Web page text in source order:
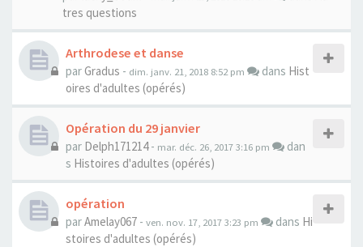
tres questions
Arthrodese et danse
parGradus - dim. janv. 21, 2018 8:52 pm dans Hist
oires d'adultes (opérés)
Opération du 29 janvier
par Delph171214- mar. déc. 26, 2017 3:16 pm
dan
s Histoires d'adultes (opérés)
opération
parAmelay067 - ven. nov. 17, 2017 3:23 pm dans Hi
stoires d'adultes (opérés)